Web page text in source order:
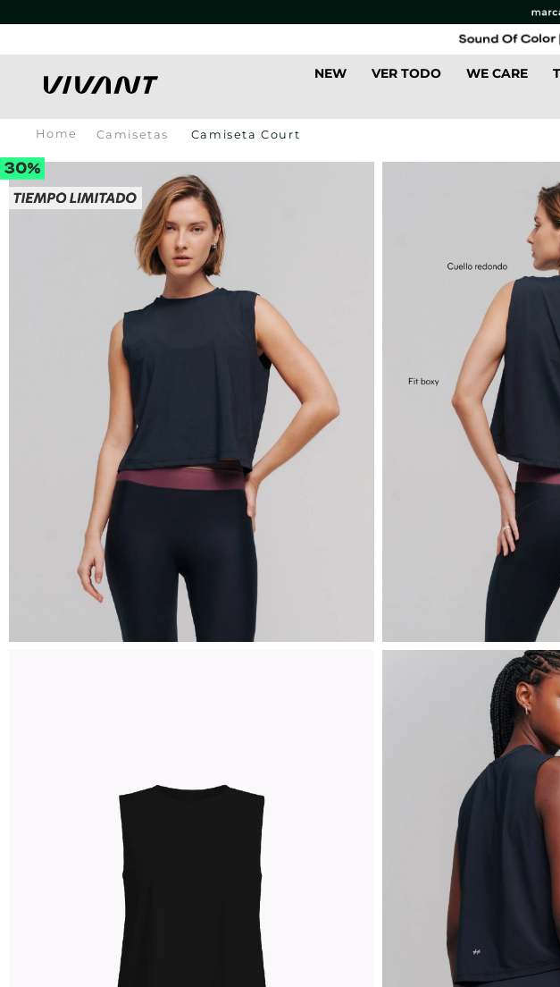
NEW VER TODO WE CARE
Camisetas Camiseta Court